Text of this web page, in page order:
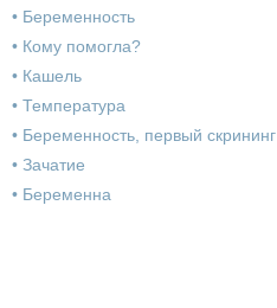
• Беременность
• Кому помогла?
• Кашель
• Температура
• Беременность, первый скрининг
• Зачатие
• Беременна